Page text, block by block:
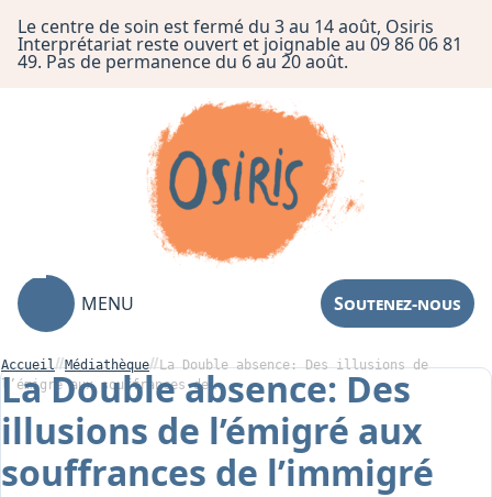
Le centre de soin est fermé du 3 au 14 août, Osiris
Interprétariat reste ouvert et joignable au 09 86 06 81
49. Pas de permanence du 6 au 20 août.
MENU Soutenez-nous
Association
Centre de Soin
Accueil Médiathèque
La Double absence: Des illusions de
l’émigré aux souffrances de…
La Double absence: Des
illusions de l’émigré aux
souffrances de l’immigré